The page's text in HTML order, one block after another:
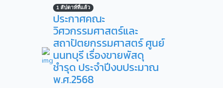
1 สัปดาห์ที่แล้ว
ประกาศคณะ
วิศวกรรมศาสตร์และ
สถาปัตยกรรมศาสตร์ ศูนย์
นนทบุรี เรื่องขายพัสดุ
ชำรุด ประจำปีงบประมาณ
พ.ศ.2568